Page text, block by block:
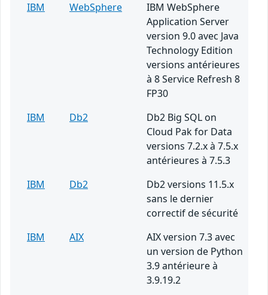
IBM
WebSphere
IBM WebSphere
Application Server
version 9.0 avec Java
Technology Edition
versions antérieures
à 8 Service Refresh 8
FP30
IBM
Db2
Db2 Big SQL on
Cloud Pak for Data
versions 7.2.x à 7.5.x
antérieures à 7.5.3
IBM
Db2
Db2 versions 11.5.x
sans le dernier
correctif de sécurité
IBM
AIX
AIX version 7.3 avec
un version de Python
3.9 antérieure à
3.9.19.2